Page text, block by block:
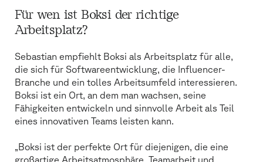
Für wen ist Boksi der richtige
Arbeitsplatz?
Sebastian empfiehlt Boksi als Arbeitsplatz für alle,
die sich für Softwareentwicklung, die Influencer-
Branche und ein tolles Arbeitsumfeld interessieren.
Boksi ist ein Ort, an dem man wachsen, seine
Fähigkeiten entwickeln und sinnvolle Arbeit als Teil
eines innovativen Teams leisten kann.
„Boksi ist der perfekte Ort für diejenigen, die eine
großartige Arbeitsatmosphäre, Teamarbeit und